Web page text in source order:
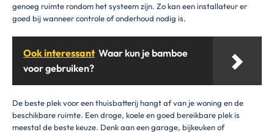
genoeg ruimte rondom het systeem zijn. Zo kan een installateur er
goed bij wanneer controle of onderhoud nodig is.
Ook interessant Waar kun je bamboe
voor gebruiken?
De beste plek voor een thuisbatterij hangt af van je woning en de
beschikbare ruimte. Een droge, koele en goed bereikbare plek is
meestal de beste keuze. Denk aan een garage, bijkeuken of